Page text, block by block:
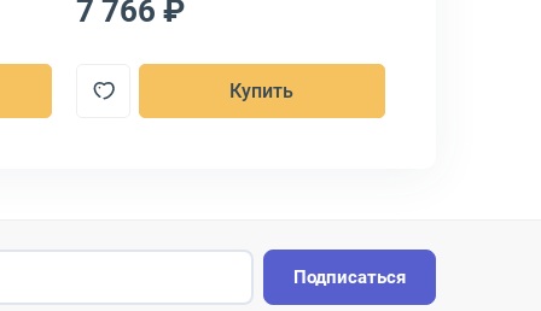
7 766 ₽
Купить
Подписаться